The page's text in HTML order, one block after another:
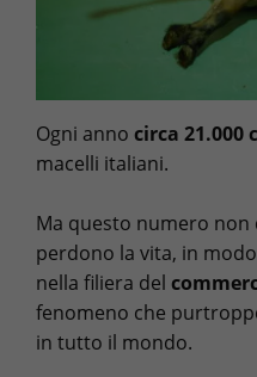
Ogni anno circa 21.000
macelli italiani.
Ma questo numero
perdono la vita, in
nella filiera del
fenomeno che
in tutto il mondo.